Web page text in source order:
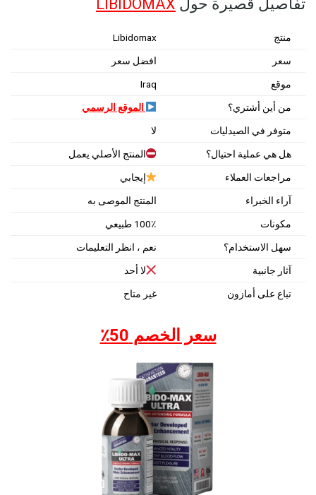
تفاصيل قصيرة حول LIBIDOMAX
منتج Libidomax
سعر افضل سعر
موقع Iraq
من أين أشتري؟ الموقع الرسمي
متوفر في الصيدليات لا
هل هي عملية احتيال؟ المنتج الأصلي يعمل
مراجعات العملاء إيجابي
آراء الخبراء المنتج الموصى به
مكونات 100٪ طبيعي
سهل الاستخدام؟ نعم ، انظر التعليمات
آثار جانبية لا أحد
تباع على أمازون غير متاح
سعر الخصم 50٪